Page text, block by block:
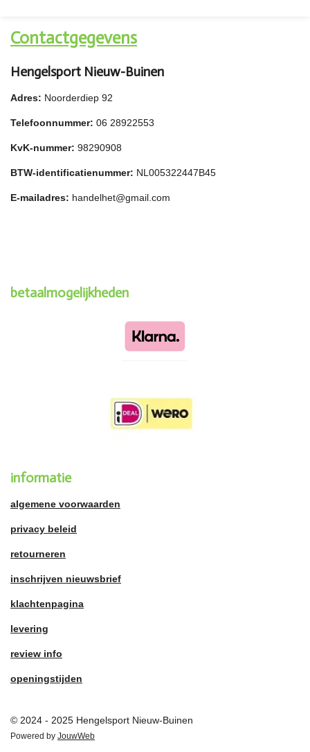
Contactgegevens
Hengelsport Nieuw-Buinen
Adres: Noorderdiep 92
Telefoonnummer: 06 28922553
KvK-nummer: 98290908
BTW-identificatienummer: NL005322447B45
E-mailadres: handelhet@gmail.com
betaalmogelijkheden
informatie
algemene voorwaarden
privacy beleid
retourneren
inschrijven nieuwsbrief
klachtenpagina
levering
review info
openingstijden
© 2024 - 2025 Hengelsport Nieuw-Buinen
Powered by JouwWeb